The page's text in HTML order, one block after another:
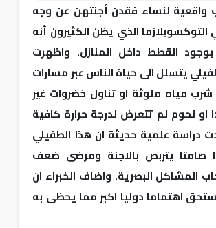
لنساء فقدن أجنتهن عن وجه
الذي يظن الكثيرون أنه
القطط داخل المنازل. واظهرت
يتسلل الى حياة الناس عبر مسارات
مياه ملوثة او تناول خضروات غير
لحوم لم تتعرض لدرجة حرارة كافية
دراسة علمية حديثة ان هذا الطفيلي
صامتا يتربص بالاجنة ومرضى ضعف
المشاكل البصرية. واضاف الخبراء ان
اهتماما دوليا اكبر مما يحظى به